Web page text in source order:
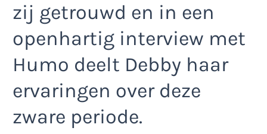
zij getrouwd en in een
openhartig interview met
Humo deelt Debby haar
ervaringen over deze
zware periode.